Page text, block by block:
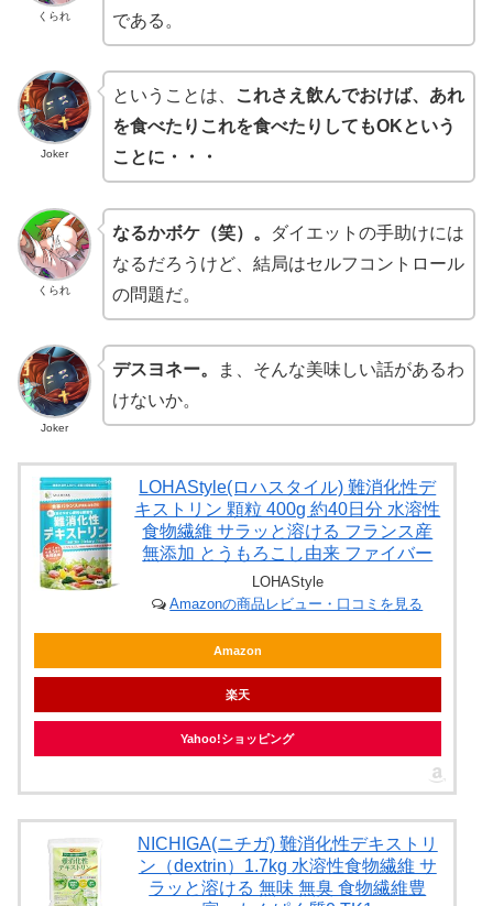
くられ
である。
Joker
ということは、
これさえ飲んでおけば、あれ
を食べたりこれを食べたりしてもOKという
ことに・・・
くられ
なるかボケ（笑）。
ダイエットの手助けには
なるだろうけど、結局はセルフコントロール
の問題だ。
Joker
デスヨネー。
ま、そんな美味しい話があるわ
けないか。
LOHAStyle(ロハスタイル) 難消化性デ
キストリン 顆粒 400g 約40日分 水溶性
食物繊維 サラッと溶ける フランス産
無添加 とうもろこし由来 ファイバー
LOHAStyle
Amazonの商品レビュー・口コミを見る
Amazon
楽天
Yahoo!ショッピング
NICHIGA(ニチガ) 難消化性デキストリ
ン（dextrin）1.7kg 水溶性食物繊維 サ
ラッと溶ける 無味 無臭 食物繊維豊